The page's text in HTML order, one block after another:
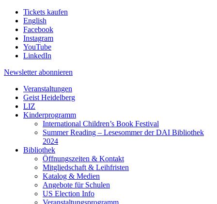
Tickets kaufen
English
Facebook
Instagram
YouTube
LinkedIn
Newsletter abonnieren
Veranstaltungen
Geist Heidelberg
LIZ
Kinderprogramm
International Children’s Book Festival
Summer Reading – Lesesommer der DAI Bibliothek
2024
Bibliothek
Öffnungszeiten & Kontakt
Mitgliedschaft & Leihfristen
Katalog & Medien
Angebote für Schulen
US Election Info
Veranstaltungsprogramm